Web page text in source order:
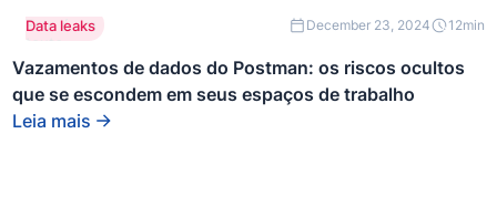
Este é um
texto
dentro de
um bloco
div.
Data leaks December 23, 2024 12min
Vazamentos de dados do Postman: os riscos ocultos
que se escondem em seus espaços de trabalho
Leia mais